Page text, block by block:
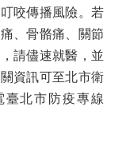
咬傳播風險。若
、骨骼痛、關節
請儘速就醫，並
資訊可至北市衛
臺北市防疫專線